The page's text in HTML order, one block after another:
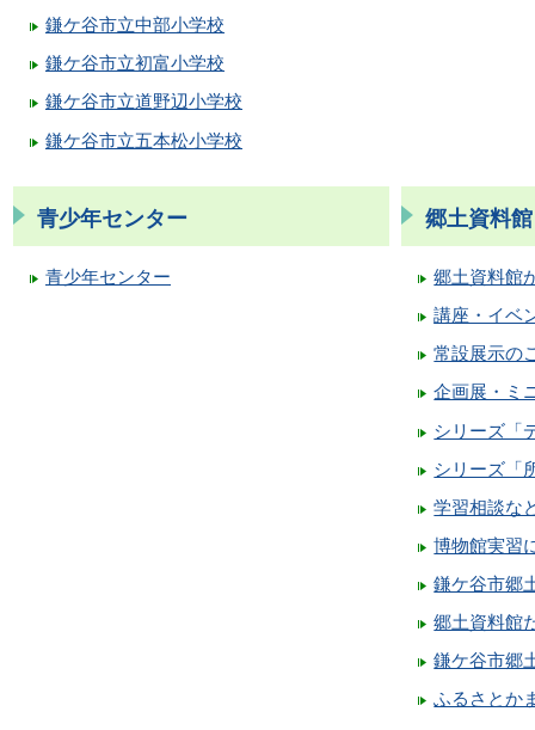
鎌ケ谷市立中部小学校
鎌ケ谷市立初富小学校
鎌ケ谷市立道野辺小学校
鎌ケ谷市立五本松小学校
青少年センター
青少年センター
郷土資料館
郷土資料館
講座・イベ
常設展示の
企画展・ミ
シリーズ「
シリーズ「
学習相談な
博物館実習
鎌ケ谷市郷
郷土資料館
鎌ケ谷市郷
ふるさとか